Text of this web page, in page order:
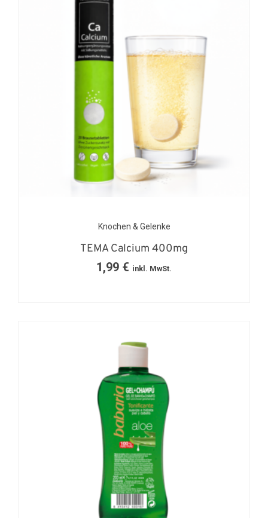
Knochen & Gelenke
TEMA Calcium 400mg
1,99 € inkl. MwSt.